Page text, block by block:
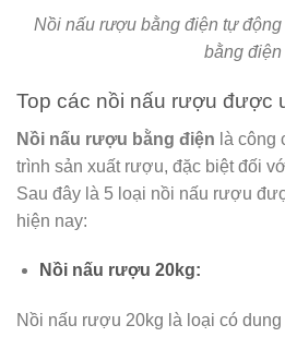
Nồi nấu rượu bằng điện tự
bằng điện
Top các nồi nấu rượu được
Nồi nấu rượu bằng điện là công
trình sản xuất rượu, đặc biệt đối
Sau đây là 5 loại nồi nấu rượu
hiện nay:
Nồi nấu rượu 20kg:
Nồi nấu rượu 20kg là loại có